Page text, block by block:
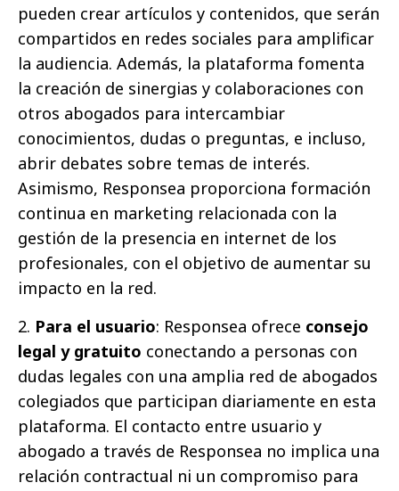
pueden crear artículos y contenidos, que serán
compartidos en redes sociales para amplificar
la audiencia. Además, la plataforma fomenta
la creación de sinergias y colaboraciones con
otros abogados para intercambiar
conocimientos, dudas o preguntas, e incluso,
abrir debates sobre temas de interés.
Asimismo, Responsea proporciona formación
continua en marketing relacionada con la
gestión de la presencia en internet de los
profesionales, con el objetivo de aumentar su
impacto en la red.
2. Para el usuario: Responsea ofrece consejo
legal y gratuito conectando a personas con
dudas legales con una amplia red de abogados
colegiados que participan diariamente en esta
plataforma. El contacto entre usuario y
abogado a través de Responsea no implica una
relación contractual ni un compromiso para